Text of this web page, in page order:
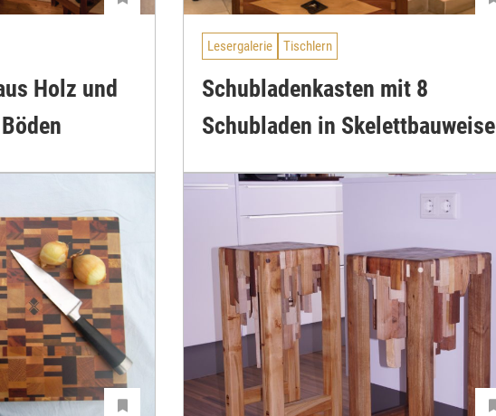
Holz und
Lesergalerie Tischlern
Schubladenkasten mit 8
Schubladen in Skelettbauweise